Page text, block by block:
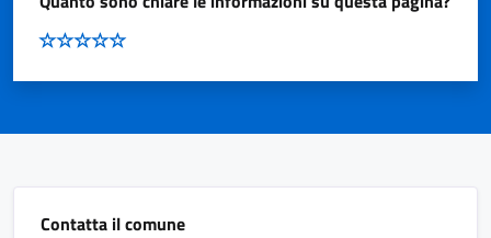
Contatta il comune